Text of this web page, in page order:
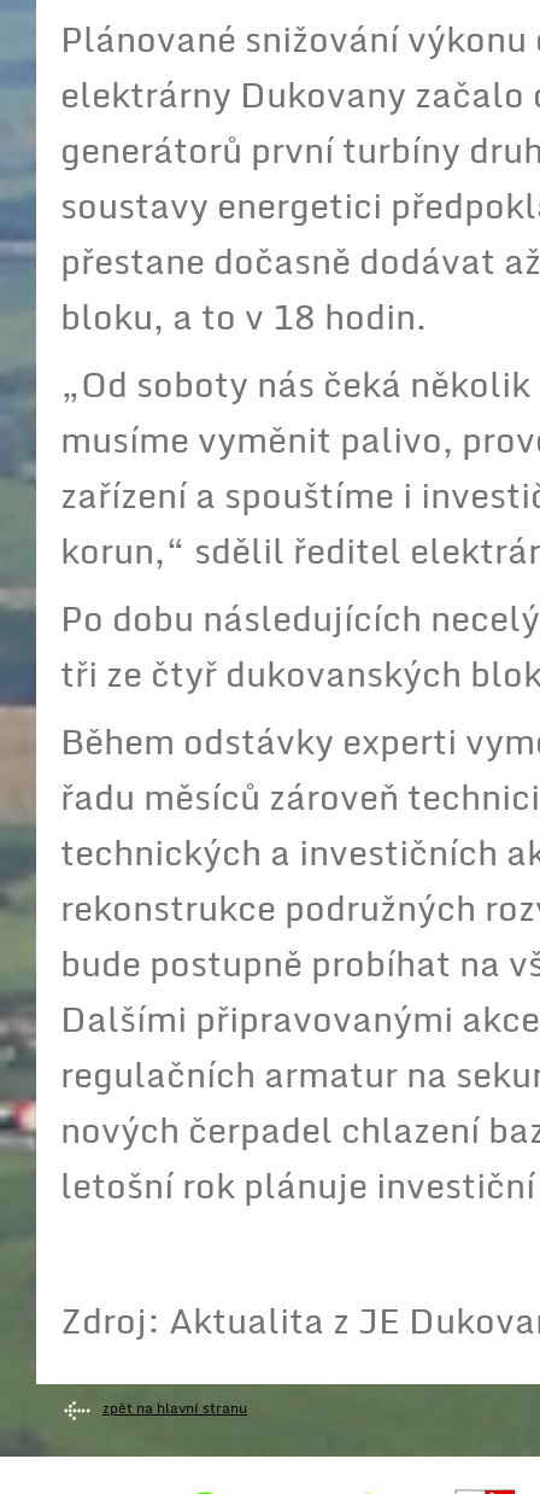
Plánované snižování
elektrárny Dukovany začalo
generátorů první turbíny
soustavy energetici
přestane dočasně dodávat
bloku, a to v 18 hodin.
„Od soboty nás čeká
musíme vyměnit palivo,
zařízení a spouštíme i
korun,“ sdělil ředitel
Po dobu následujících
tři ze čtyř dukovanských
Během odstávky experti
řadu měsíců zároveň
technických a investičních
rekonstrukce podružných
bude postupně probíhat na
Dalšími připravovanými
regulačních armatur na
nových čerpadel chlazení
letošní rok plánuje
Zdroj: Aktualita z JE
zpět na hlavní stranu